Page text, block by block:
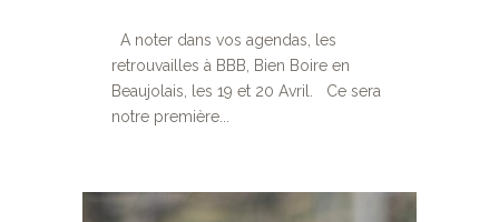
A noter dans vos agendas, les
retrouvailles à BBB, Bien Boire en
Beaujolais, les 19 et 20 Avril. Ce sera
notre première...